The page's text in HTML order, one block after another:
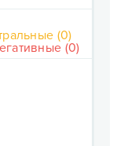
(0)
(0)